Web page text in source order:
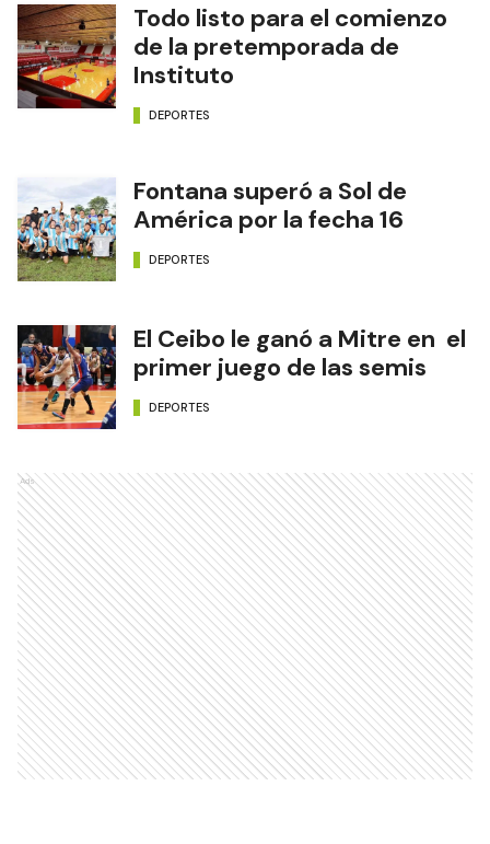
Todo listo para el comienzo
de la pretemporada de
Instituto
DEPORTES
Fontana superó a Sol de
América por la fecha 16
DEPORTES
El Ceibo le ganó a Mitre en el
primer juego de las semis
DEPORTES
Ads